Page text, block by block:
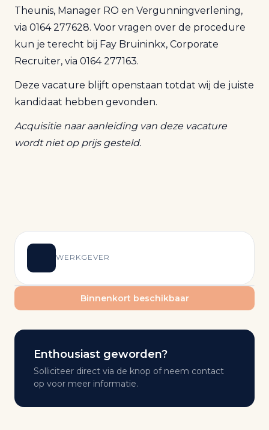
Theunis, Manager RO en Vergunningverlening,
via 0164 277628. Voor vragen over de procedure
kun je terecht bij Fay Bruininkx, Corporate
Recruiter, via 0164 277163.
Deze vacature blijft openstaan totdat wij de juiste
kandidaat hebben gevonden.
Acquisitie naar aanleiding van deze vacature
wordt niet op prijs gesteld.
WERKGEVER
Binnenkort beschikbaar
Enthousiast geworden?
Solliciteer direct via de knop of neem contact
op voor meer informatie.